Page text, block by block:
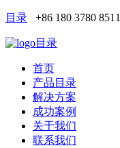
目录 +86 180 3780 8511
目录
首页
产品目录
解决方案
成功案例
关于我们
联系我们